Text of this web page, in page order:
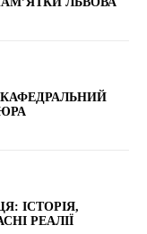
ІСТОРІЯ,
РЕАЛІЇ